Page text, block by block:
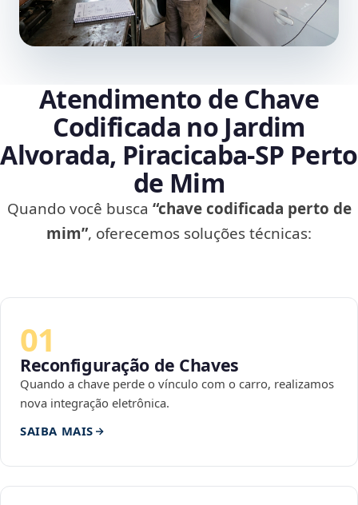
Atendimento de Chave
Codificada no Jardim
Alvorada, Piracicaba‑SP Perto
de Mim
Quando você busca “chave codificada perto de
mim”, oferecemos soluções técnicas:
01
Reconfiguração de Chaves
Quando a chave perde o vínculo com o carro, realizamos
nova integração eletrônica.
SAIBA MAIS